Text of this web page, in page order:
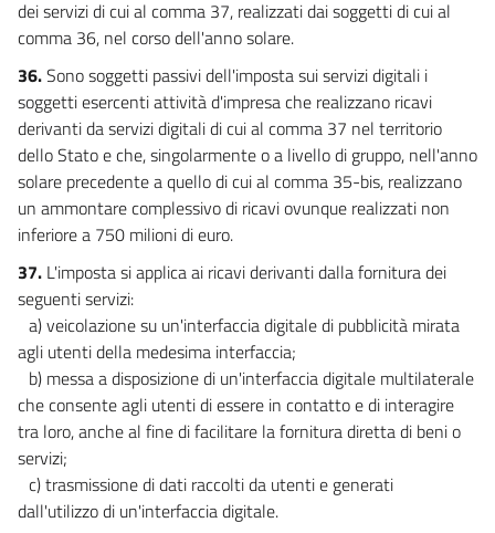
dei servizi di cui al comma 37, realizzati dai soggetti di cui al
comma 36, nel corso dell'anno solare.
36.Sono soggetti passivi dell'imposta sui servizi digitali i
soggetti esercenti attività d'impresa che realizzano ricavi
derivanti da servizi digitali di cui al comma 37 nel territorio
dello Stato e che, singolarmente o a livello di gruppo, nell'anno
solare precedente a quello di cui al comma 35-bis, realizzano
un ammontare complessivo di ricavi ovunque realizzati non
inferiore a 750 milioni di euro.
37. L'imposta si applica ai ricavi derivanti dalla fornitura dei
seguenti servizi:
a) veicolazione su un'interfaccia digitale di pubblicità mirata
agli utenti della medesima interfaccia;
b) messa a disposizione di un'interfaccia digitale multilaterale
che consente agli utenti di essere in contatto e di interagire
tra loro, anche al fine di facilitare la fornitura diretta di beni o
servizi;
c) trasmissione di dati raccolti da utenti e generati
dall'utilizzo di un'interfaccia digitale.